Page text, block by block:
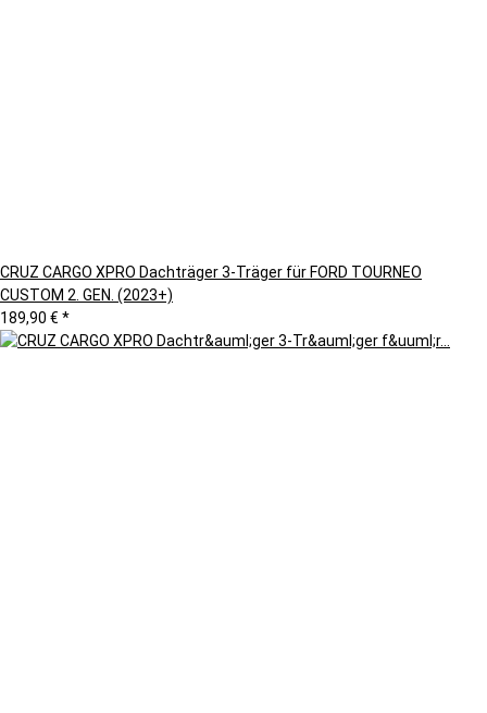
CRUZ CARGO XPRO Dachträger 3-Träger für FORD TOURNEO
CUSTOM 2. GEN. (2023+)
189,90 € *